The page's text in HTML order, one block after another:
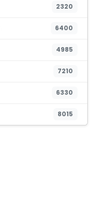
2320
6400
4985
7210
6330
8015